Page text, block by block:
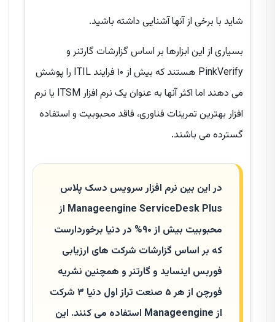
شاید با برخی از آنها آشنایی داشته باشید.
بسیاری از این ابزارها بر اساس گزارشات گارتنر و
PinkVerify هستند که بیش از ۱۰ فرایند ITIL را پوشش
می دهند اما اکثر آنها به عنوان یک نرم افزار ITSM یا نرم
افزار بهترین تمرینات فناوری، فاقد محبوبیت و استفاده
گسترده می باشند.
در این بین نرم افزار سرویس دسک پلاس
Manageengine ServiceDesk Plus از
محبوبیت بیش از ۹۰% در دنیا برخوردارست
که بر اساس گزارشات شرکت های ارزیابی
فوربس اینساید و گارتنر و همچنین نشریه
فورچن از هر ۵ صنعت تراز اول دنیا ۳ شرکت
از Manageengine استفاده می کنند. این